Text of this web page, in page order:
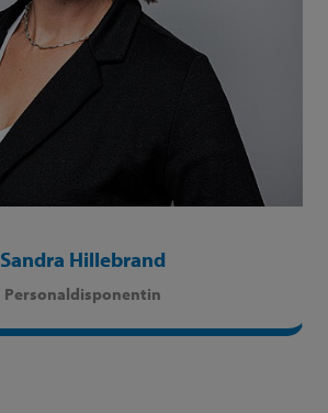
Sandra Hillebrand
Personaldisponentin